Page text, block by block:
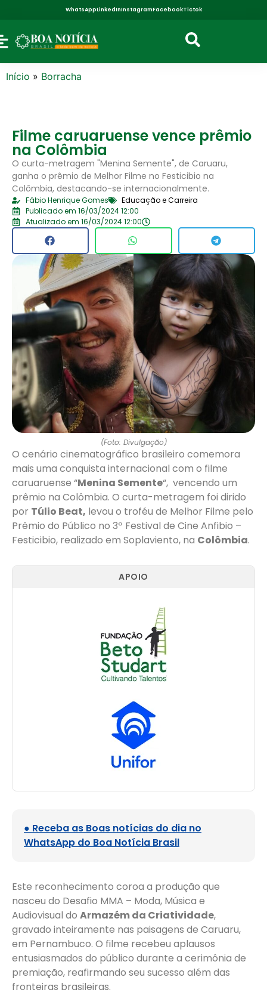
WhatsAppLinkedInInstagramFacebookTictok
Início » Borracha
Filme caruaruense vence prêmio
na Colômbia
O curta-metragem "Menina Semente", de Caruaru,
ganha o prêmio de Melhor Filme no Festicibio na
Colômbia, destacando-se internacionalmente.
Fábio Henrique Gomes
Educação e Carreira
Publicado em 16/03/2024 12:00
Atualizado em 16/03/2024 12:00
(Foto: Divulgação)
O cenário cinematográfico brasileiro comemora
mais uma conquista internacional com o filme
caruaruense “Menina Semente“, vencendo um
prêmio na Colômbia. O curta-metragem foi dirido
por Túlio Beat, levou o troféu de Melhor Filme pelo
Prêmio do Público no 3º Festival de Cine Anfibio –
Festicibio, realizado em Soplaviento, na Colômbia.
APOIO
● Receba as Boas notícias do dia no
WhatsApp do Boa Notícia Brasil
Este reconhecimento coroa a produção que
nasceu do Desafio MMA – Moda, Música e
Audiovisual do Armazém da Criatividade,
gravado inteiramente nas paisagens de Caruaru,
em Pernambuco. O filme recebeu aplausos
entusiasmados do público durante a cerimônia de
premiação, reafirmando seu sucesso além das
fronteiras brasileiras.